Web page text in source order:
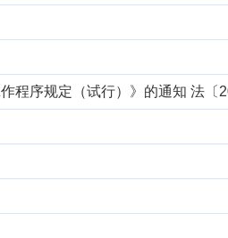
程序规定（试行）》的通知 法〔